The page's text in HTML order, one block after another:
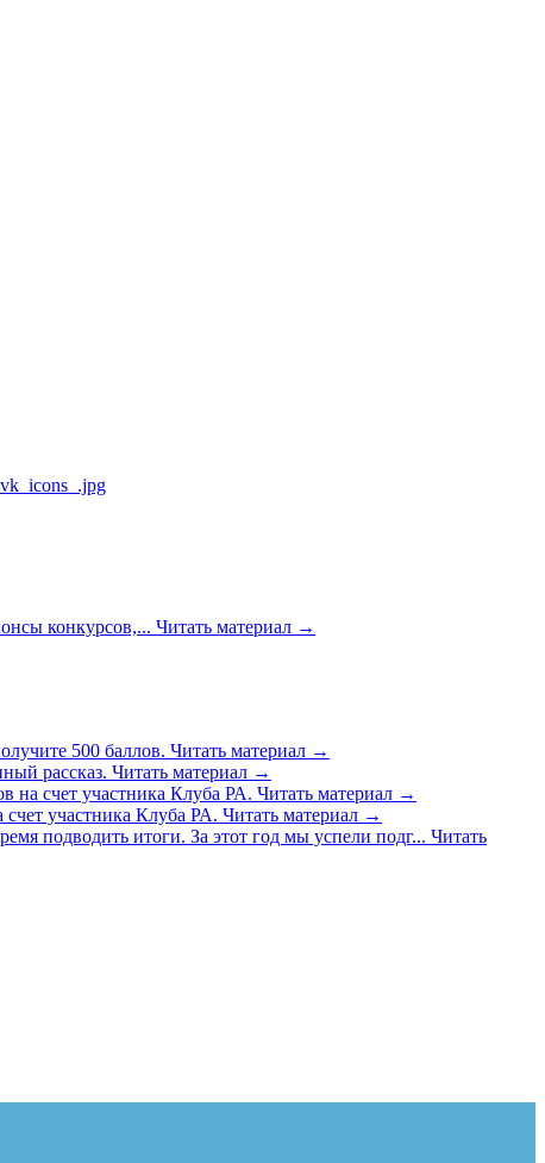
конкурсов,... Читать материал →
500 баллов. Читать материал →
рассказ. Читать материал →
на счет участника Клуба РА. Читать материал →
счет участника Клуба РА. Читать материал →
подводить итоги. За этот год мы успели подг... Читать